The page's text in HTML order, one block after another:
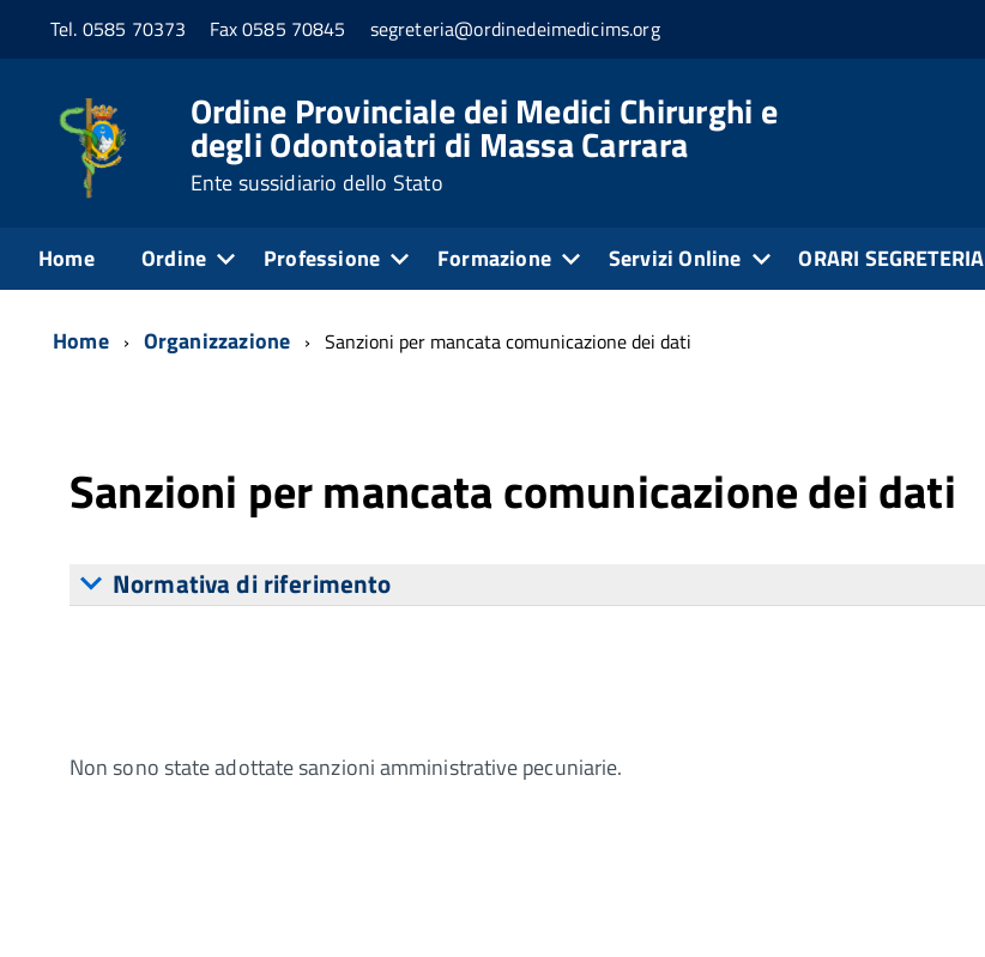
Tel. 0585 70373 Fax 0585 70845 segreteria@ordinedeimedicims.org
Ordine Provinciale dei Medici Chirurghi e
degli Odontoiatri di Massa Carrara
Ente sussidiario dello Stato
Home Ordine Professione Formazione Servizi Online ORARI SEGRETERIA
Home Organizzazione Sanzioni per mancata comunicazione dei dati
Sanzioni per mancata comunicazione dei dati
Normativa di riferimento
Non sono state adottate sanzioni amministrative pecuniarie.